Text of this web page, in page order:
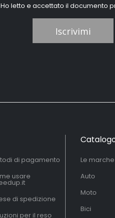
Ho letto e accettato il documento
Iscrivimi
di pagamento
usare
di spedizione
per il reso
Le
Auto
Moto
Bici